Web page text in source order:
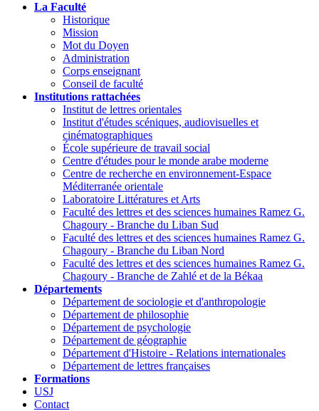
La Faculté
Historique
Mission
Mot du Doyen
Administration
Corps enseignant
Conseil de faculté
Institutions rattachées
Institut de lettres orientales
Institut d'études scéniques, audiovisuelles et
cinématographiques
École supérieure de travail social
Centre d'études pour le monde arabe moderne
Centre de recherche en environnement-Espace
Méditerranée orientale
Laboratoire Littératures et Arts
Faculté des lettres et des sciences humaines Ramez G.
Chagoury - Branche du Liban Sud
Faculté des lettres et des sciences humaines Ramez G.
Chagoury - Branche du Liban Nord
Faculté des lettres et des sciences humaines Ramez G.
Chagoury - Branche de Zahlé et de la Békaa
Départements
Département de sociologie et d'anthropologie
Département de philosophie
Département de psychologie
Département de géographie
Département d'Histoire - Relations internationales
Département de lettres françaises
Formations
USJ
Contact